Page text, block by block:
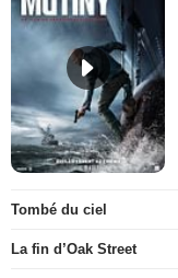
Tombé du ciel
La fin d’Oak Street